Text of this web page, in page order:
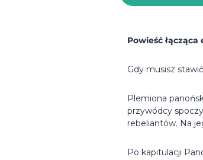
Powieść łącząca
Gdy musisz
Plemiona
przywódcy
rebeliantów. Na
Po kapitulacji